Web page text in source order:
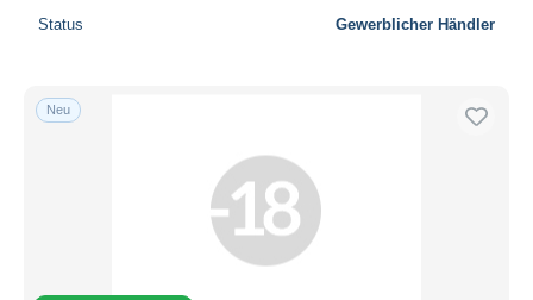
Status Gewerblicher Händler
Neu